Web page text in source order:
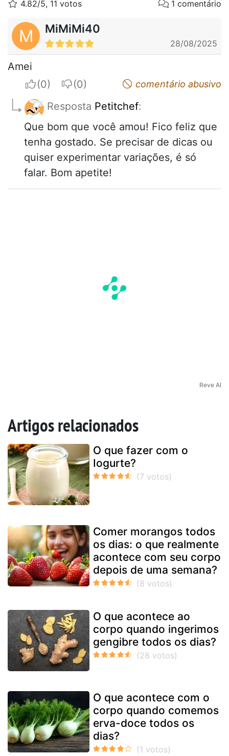
4.82/5, 11 votos 1 comentário
M MiMiMi40
28/08/2025
Amei
I apreciateI do not appreciatecomentário abusivo
Resposta Petitchef:
Que bom que você amou! Fico feliz que
tenha gostado. Se precisar de dicas ou
quiser experimentar variações, é só
falar. Bom apetite!
Reve AI
Artigos relacionados
O que fazer com o
Iogurte?
Comer morangos todos
os dias: o que realmente
acontece com seu corpo
depois de uma semana?
O que acontece ao
corpo quando ingerimos
gengibre todos os dias?
O que acontece com o
corpo quando comemos
erva-doce todos os
dias?